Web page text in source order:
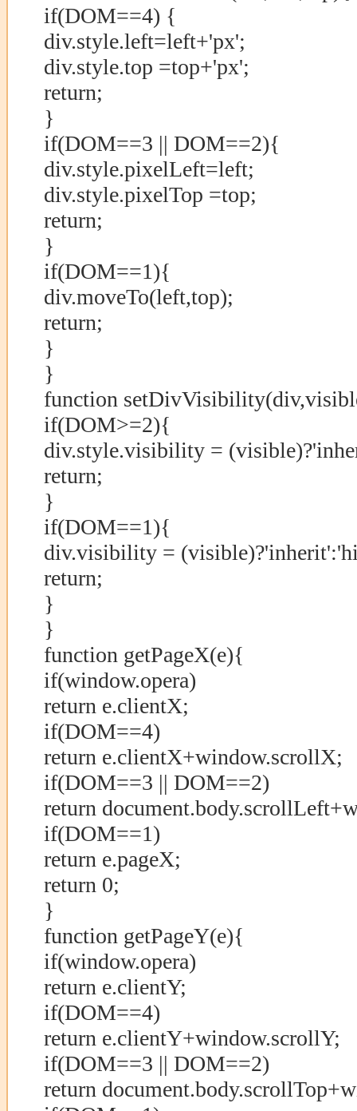
if(DOM==4) {
div.style.left=left+'px';
div.style.top =top+'px';
return;
}
if(DOM==3 || DOM==2){
div.style.pixelLeft=left;
div.style.pixelTop =top;
return;
}
if(DOM==1){
div.moveTo(left,top);
return;
}
}
function
if(DOM>=2){
div.style.visibility =
return;
}
if(DOM==1){
div.visibility =
return;
}
}
function getPageX(e){
if(window.opera)
return e.clientX;
if(DOM==4)
return e.clientX+window.scrollX;
if(DOM==3 || DOM==2)
return
if(DOM==1)
return e.pageX;
return 0;
}
function getPageY(e){
if(window.opera)
return e.clientY;
if(DOM==4)
return e.clientY+window.scrollY;
if(DOM==3 || DOM==2)
return